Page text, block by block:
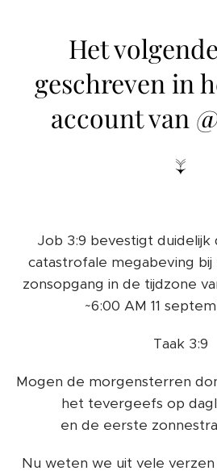
Het
geschreven in
account van
↓
Job 3:9 bevestigt duidelijk
catastrofale megabeving
zonsopgang in de tijdzone
~6:00 AM 11
Taak 3:9
Mogen de morgensterren
het tevergeefs op
en de eerste
Nu weten we uit vele